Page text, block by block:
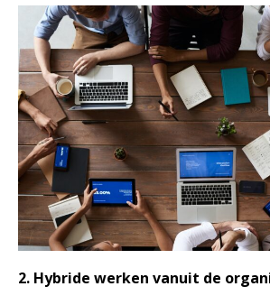
2. Hybride werken vanuit de